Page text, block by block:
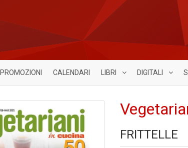
PROMOZIONI CALENDARI LIBRI DIGITALI
FRITTELLE